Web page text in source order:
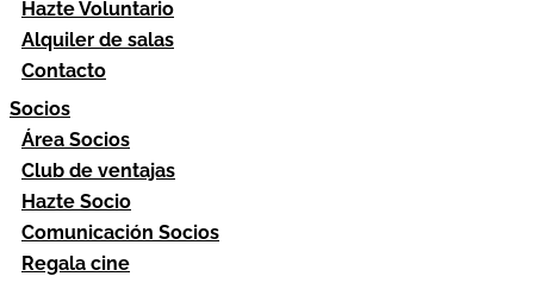
Hazte Voluntario
Alquiler de salas
Contacto
Socios
Área Socios
Club de ventajas
Hazte Socio
Comunicación Socios
Regala cine